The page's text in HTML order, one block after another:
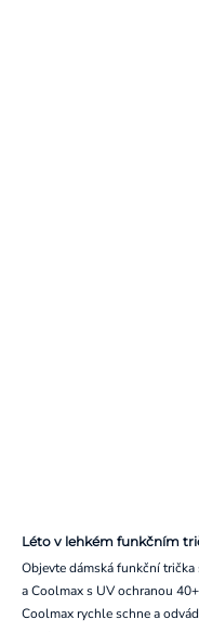
Léto v lehkém funkčním
Objevte dámská funkční
a Coolmax s UV ochranou
Coolmax rychle schne a